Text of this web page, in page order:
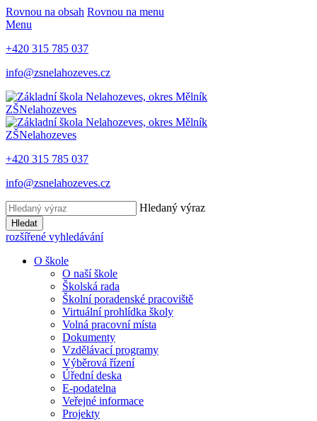
Rovnou na obsah Rovnou na menu
Menu
+420 315 785 037
info@zsnelahozeves.cz
ZŠNelahozeves
ZŠNelahozeves
+420 315 785 037
info@zsnelahozeves.cz
Hledaný výraz
Hledat
rozšířené vyhledávání
O škole
O naší škole
Školská rada
Školní poradenské pracoviště
Virtuální prohlídka školy
Volná pracovní místa
Dokumenty
Vzdělávací programy
Výběrová řízení
Úřední deska
E-podatelna
Veřejné informace
Projekty